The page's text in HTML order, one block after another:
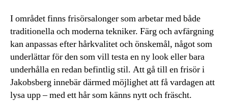
I området finns frisörsalonger som arbetar med både
traditionella och moderna tekniker. Färg och avfärgning
kan anpassas efter hårkvalitet och önskemål, något som
underlättar för den som vill testa en ny look eller bara
underhålla en redan befintlig stil. Att gå till en frisör i
Jakobsberg innebär därmed möjlighet att få vardagen att
lysa upp – med ett hår som känns nytt och fräscht.